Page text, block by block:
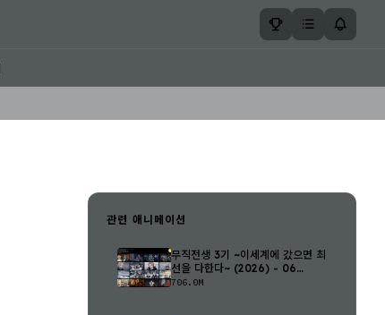
관련 애니메이션
무직전생 3기 ~이세계에 갔으면 최
선을 다한다~ (2026) - 06
(1280..
706.0M